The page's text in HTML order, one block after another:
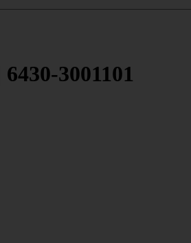
3001101